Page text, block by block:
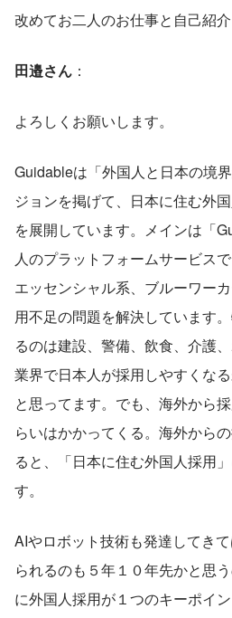
改めてお二人のお仕事と自己紹介
田邉さん ：
よろしくお願いします。
Guidableは「外国人と日本の境
ジョンを掲げて、日本に住む外
を展開しています。メインは「
人のプラットフォームサービス
エッセンシャル系、ブルーワー
用不足の問題を解決しています
るのは建設、警備、飲食、介護
業界で日本人が採用しやすくな
と思ってます。でも、海外から
らいはかかってくる。海外から
ると、「日本に住む外国人採用
す。
AIやロボット技術も発達してき
られるのも５年１０年先かと思
に外国人採用が１つのキーポイ